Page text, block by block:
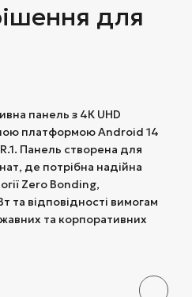
для
панель з 4К UHD
платформою Android 14
Панель створена для
де потрібна надійна
Zero Bonding,
та відповідності вимогам
та корпоративних